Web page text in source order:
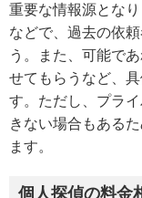
重要な情報源とな
などで、過去の依
う。また、可能で
せてもらうなど、
す。ただし、プラ
きない場合もある
ます。
個人探偵の料金